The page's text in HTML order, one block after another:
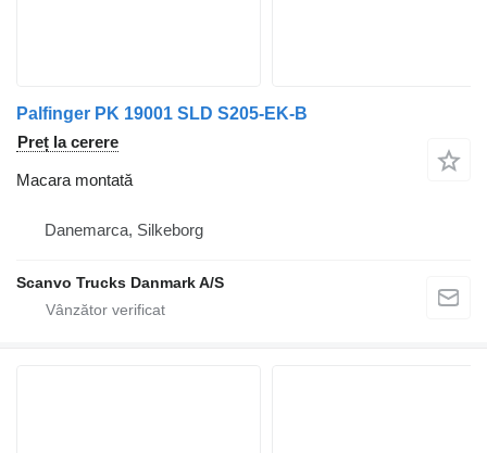
Palfinger PK 19001 SLD S205-EK-B
Preț la cerere
Macara montată
Danemarca, Silkeborg
Scanvo Trucks Danmark A/S